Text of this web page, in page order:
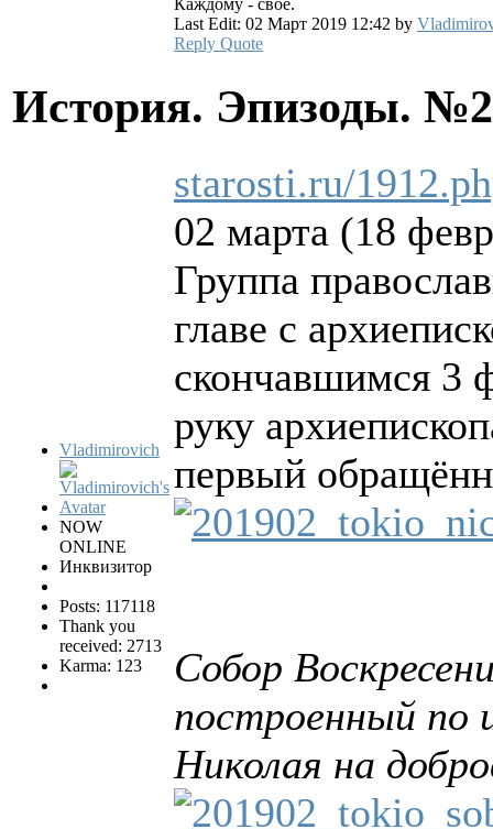
Каждому - своё.
Last Edit: 02 Март 2019 12:42 by
Reply Quote
История. Эпизоды.
Vladimirovich
NOW
ONLINE
Инквизитор
Posts: 117118
Thank you
received: 2713
Karma: 123
starosti.ru/
02 марта (18
Группа
главе с
скончавшимся 3
руку
первый
Собор
построенный по
Николая на